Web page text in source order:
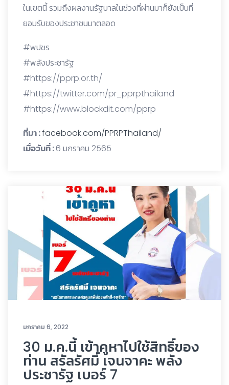
ในเขตนี้ รวมถึงผลงานรัฐบาลในช่วงที่ผ่านมาก็ยังเป็นที่
ยอมรับของประชาชนมาตลอด
#พปชร
#พลังประชารัฐ
#https://pprp.or.th/
#https://twitter.com/pr_pprpthailand
#https://www.blockdit.com/pprp
ที่มา :facebook.com/PPRPThailand/
เมื่อวันที่ :6 มกราคม 2565
มกราคม 6, 2022
30 ม.ค.นี้ เข้าคูหาไปใช้สิทธิ์ของ
ท่าน สรัลรัศมิ์ เจนจาคะ พลัง
ประชารัฐ เบอร์ 7